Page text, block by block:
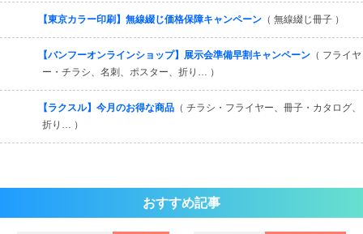
【東京カラー印刷】無線綴じ価格保障キャンペーン （ 無線綴じ冊子 ）
【バンフーオンラインショップ】展示会準備早割キャンペーン （ フライヤ
ー・チラシ、名刺、ポスター、折り… ）
【ラクスル】今月のお得な商品 （ チラシ・フライヤー、冊子・カタログ、
折り… ）
おすすめ記事